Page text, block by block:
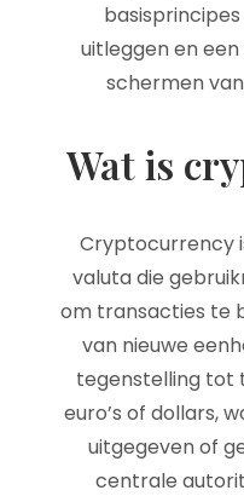
uitleggen en
schermen
Wat is
Cryptocurrency
valuta die
om transacties te
van nieuwe
tegenstelling tot
euro’s of dollars,
uitgegeven of
centrale